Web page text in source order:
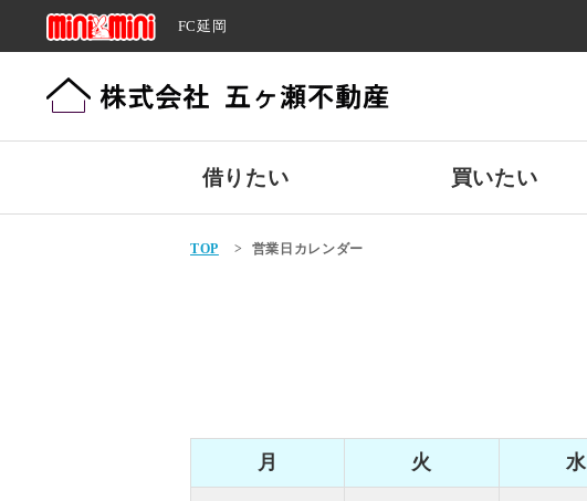
FC延岡
借りたい 買いたい
TOP > 営業日カレンダー
月 火 水